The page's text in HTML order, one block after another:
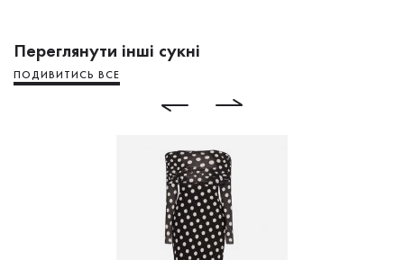
Переглянути інші сукні
ПОДИВИТИСЬ ВСЕ